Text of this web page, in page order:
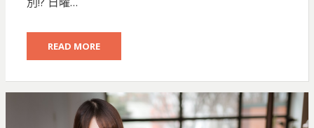
READ MORE